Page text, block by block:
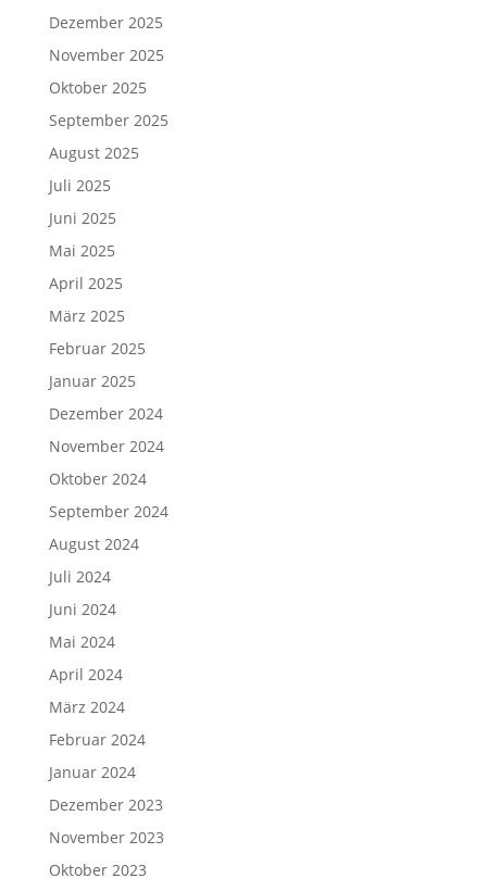
Dezember 2025
November 2025
Oktober 2025
September 2025
August 2025
Juli 2025
Juni 2025
Mai 2025
April 2025
März 2025
Februar 2025
Januar 2025
Dezember 2024
November 2024
Oktober 2024
September 2024
August 2024
Juli 2024
Juni 2024
Mai 2024
April 2024
März 2024
Februar 2024
Januar 2024
Dezember 2023
November 2023
Oktober 2023